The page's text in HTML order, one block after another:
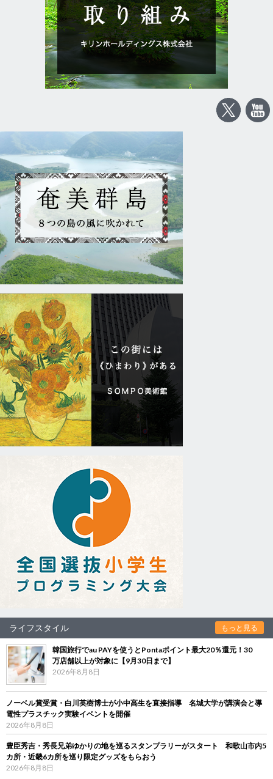
ライフスタイル もっと見る
韓国旅行でau PAYを使うとPontaポイント最大20％還元！30
万店舗以上が対象に【9月30日まで】
2026年8月8日
ノーベル賞受賞・白川英樹博士が小中高生を直接指導 名城大学が講演会と導
電性プラスチック実験イベントを開催
2026年8月8日
豊臣秀吉・秀長兄弟ゆかりの地を巡るスタンプラリーがスタート 和歌山市内5
カ所・近畿6カ所を巡り限定グッズをもらおう
2026年8月8日